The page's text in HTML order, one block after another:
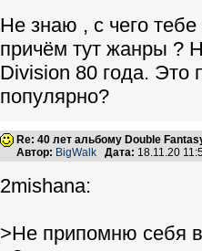
Не знаю , с чего
причём тут жанры ?
Division 80 года. Это
популярно?
Re: 40 лет альбому Double
Автор: BigWalk Дата: 18.11.20
2mishana:
>Не припомню себя